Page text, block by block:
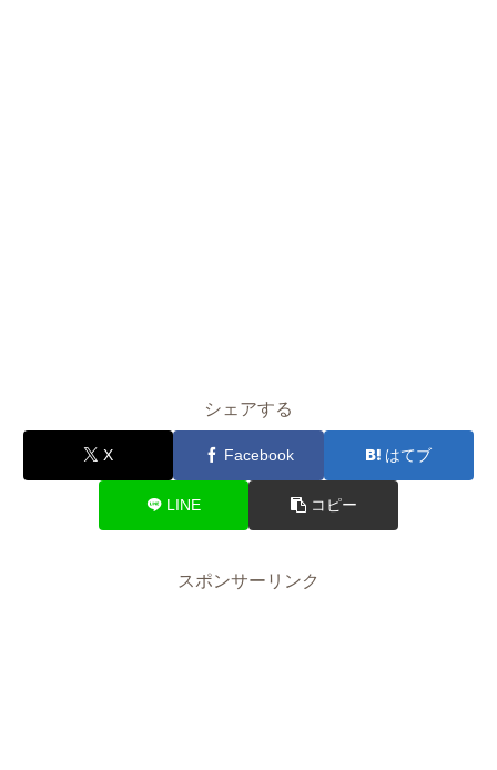
シェアする
X Facebook はてブ
LINE コピー
スポンサーリンク